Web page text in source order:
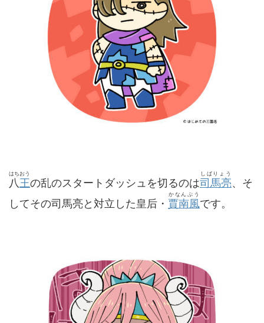
八王
はちおう
の乱のスタートダッシュを切るのは司馬亮
しばりょう
、そ
してその司馬亮と対立した皇后・ 賈南風
かなんぷう
です。